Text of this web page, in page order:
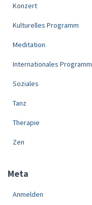
Konzert
Kulturelles Programm
Meditation
Internationales Programm
Soziales
Tanz
Therapie
Zen
Meta
Anmelden